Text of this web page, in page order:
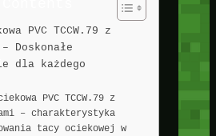
PVC TCCW.79 z
Doskonałe
dla każdego
PVC TCCW.79 z
– charakterystyka
tacy ociekowej w